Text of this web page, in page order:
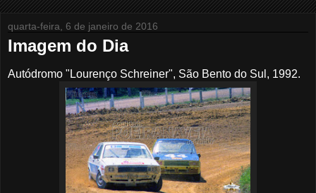
quarta-feira, 6 de janeiro de 2016
Imagem do Dia
Autódromo "Lourenço Schreiner", São Bento do Sul, 1992.